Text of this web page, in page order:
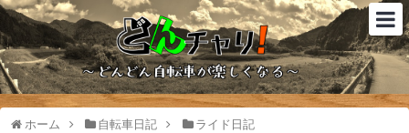
ホーム 自転車日記 ライド日記